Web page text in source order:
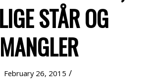
STÅR OG
MANGLER
February 26, 2015 /